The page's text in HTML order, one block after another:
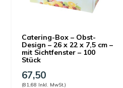
Catering-Box – Obst-
Design – 26 x 22 x 7,5 cm –
mit Sichtfenster – 100
Stück
67,50
(81,68 Inkl. MwSt.)